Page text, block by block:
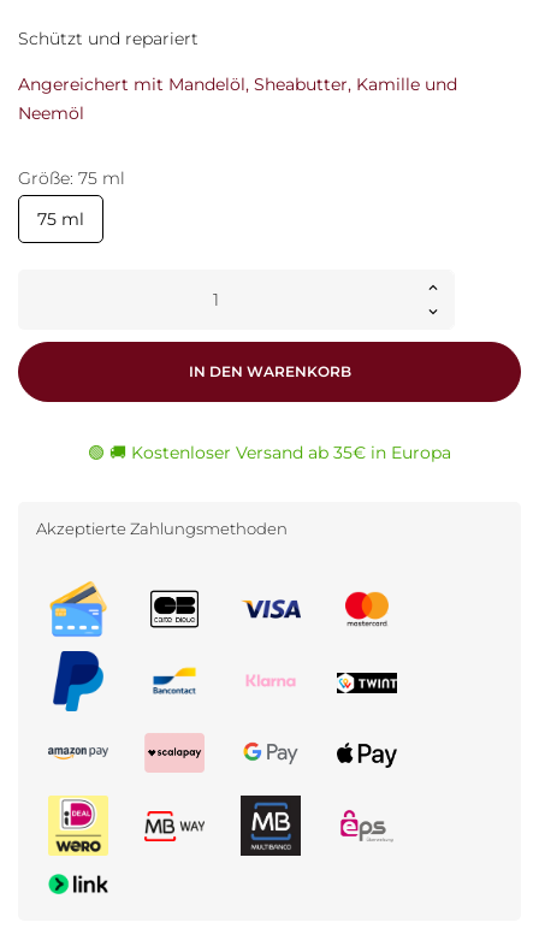
Schützt und repariert
Angereichert mit Mandelöl, Sheabutter, Kamille und
Neemöl
Größe: 75 ml
75 ml
IN DEN WARENKORB
🟢 🚚 Kostenloser Versand ab 35€ in Europa
Akzeptierte Zahlungsmethoden